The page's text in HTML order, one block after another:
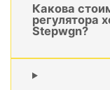
Какова
регулятора
Stepwgn?